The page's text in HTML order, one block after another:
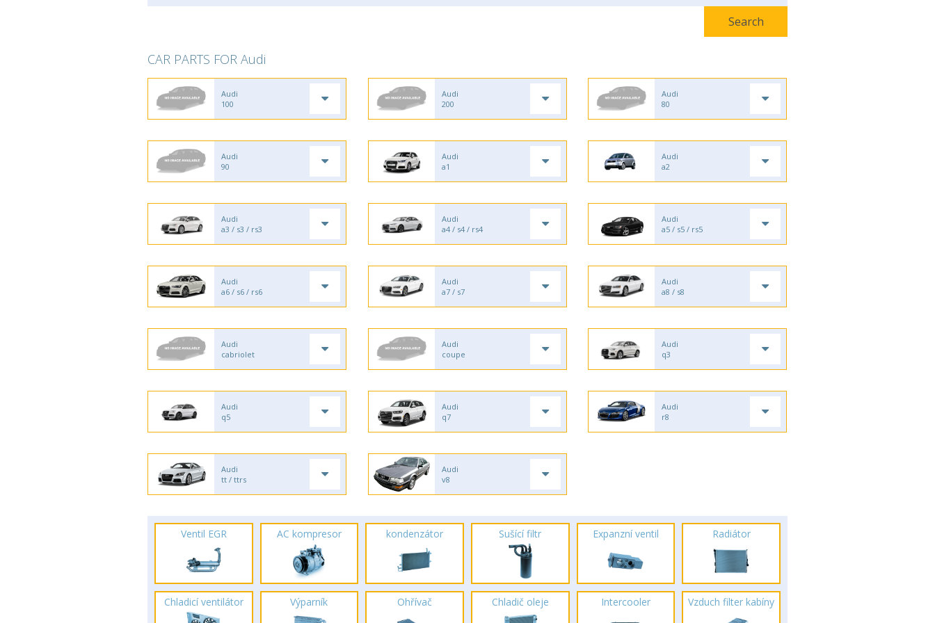
CAR PARTS FOR Audi
Audi
100
Audi
200
Audi
80
Audi
90
Audi
a1
Audi
a2
Audi
a3 / s3 / rs3
Audi
a4 / s4 / rs4
Audi
a5 / s5 / rs5
Audi
a6 / s6 / rs6
Audi
a7 / s7
Audi
a8 / s8
Audi
cabriolet
Audi
coupe
Audi
q3
Audi
q5
Audi
q7
Audi
r8
Audi
tt / ttrs
Audi
v8
Ventil EGR AC kompresor kondenzátor Sušící filtr Expanzní ventil Radiátor
Chladicí ventilátor Výparník Ohřívač Chladič oleje Intercooler Vzduch filter kabíny